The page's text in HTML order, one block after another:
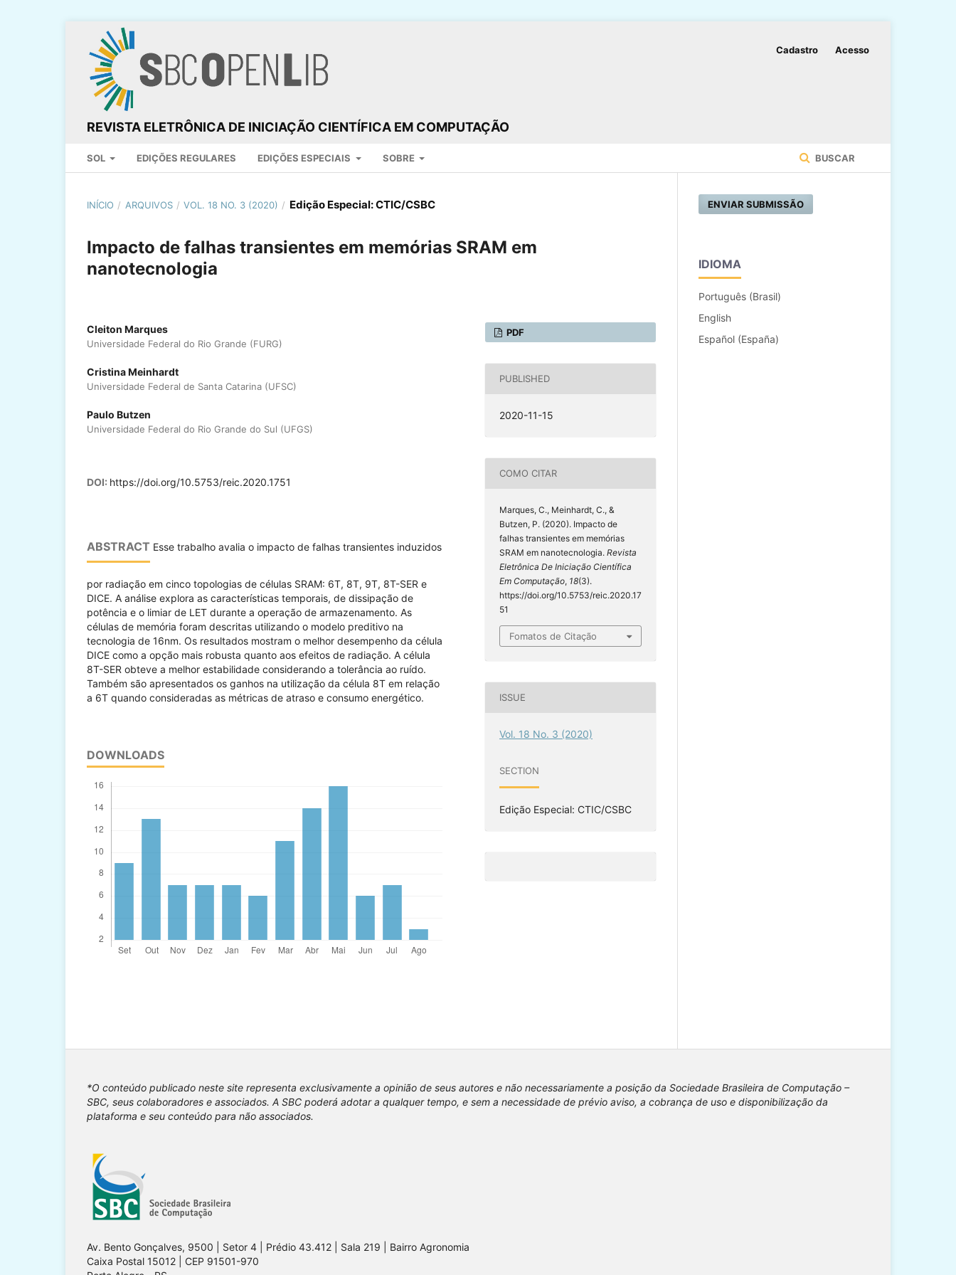
REVISTA ELETRÔNICA DE INICIAÇÃO CIENTÍFICA EM COMPUTAÇÃO
SOL EDIÇÕES REGULARES EDIÇÕES ESPECIAIS SOBRE BUSCAR
Cadastro Acesso
INÍCIO / ARQUIVOS / VOL. 18 NO. 3 (2020) / Edição Especial: CTIC/CSBC
Impacto de falhas transientes em memórias SRAM em
nanotecnologia
Cleiton Marques
Universidade Federal do Rio Grande (FURG)
Cristina Meinhardt
Universidade Federal de Santa Catarina (UFSC)
Paulo Butzen
Universidade Federal do Rio Grande do Sul (UFGS)
DOI: https://doi.org/10.5753/reic.2020.1751
ABSTRACT Esse trabalho avalia o impacto de falhas transientes induzidos
por radiação em cinco topologias de células SRAM: 6T, 8T, 9T, 8T-SER e
DICE. A análise explora as características temporais, de dissipação de
potência e o limiar de LET durante a operação de armazenamento. As
células de memória foram descritas utilizando o modelo preditivo na
tecnologia de 16nm. Os resultados mostram o melhor desempenho da célula
DICE como a opção mais robusta quanto aos efeitos de radiação. A célula
8T-SER obteve a melhor estabilidade considerando a tolerância ao ruído.
Também são apresentados os ganhos na utilização da célula 8T em relação
a 6T quando consideradas as métricas de atraso e consumo energético.
DOWNLOADS
PDF
PUBLISHED
2020-11-15
COMO CITAR
Marques, C., Meinhardt, C., &
Butzen, P. (2020). Impacto de
falhas transientes em memórias
SRAM em nanotecnologia. Revista
Eletrônica De Iniciação Científica
Em Computação, 18(3).
https://doi.org/10.5753/reic.2020.17
51
Fomatos de Citação
ISSUE
Vol. 18 No. 3 (2020)
SECTION
Edição Especial: CTIC/CSBC
ENVIAR SUBMISSÃO
IDIOMA
Português (Brasil)
English
Español (España)
*O conteúdo publicado neste site representa exclusivamente a opinião de seus autores e não necessariamente a posição da Sociedade Brasileira de Computação –
SBC, seus colaboradores e associados. A SBC poderá adotar a qualquer tempo, e sem a necessidade de prévio aviso, a cobrança de uso e disponibilização da
plataforma e seu conteúdo para não associados.
Av. Bento Gonçalves, 9500 | Setor 4 | Prédio 43.412 | Sala 219 | Bairro Agronomia
Caixa Postal 15012 | CEP 91501-970